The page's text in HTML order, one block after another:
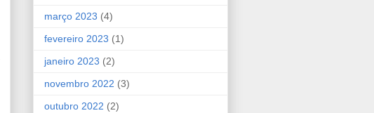
março 2023 (4)
fevereiro 2023 (1)
janeiro 2023 (2)
novembro 2022 (3)
outubro 2022 (2)